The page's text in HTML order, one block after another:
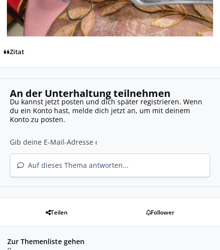
Zitat
An der Unterhaltung teilnehmen
Du kannst jetzt posten und dich später registrieren. Wenn
du ein Konto hast, melde dich jetzt an, um mit deinem
Konto zu posten.
Auf dieses Thema antworten...
Teilen Follower
Zur Themenliste gehen